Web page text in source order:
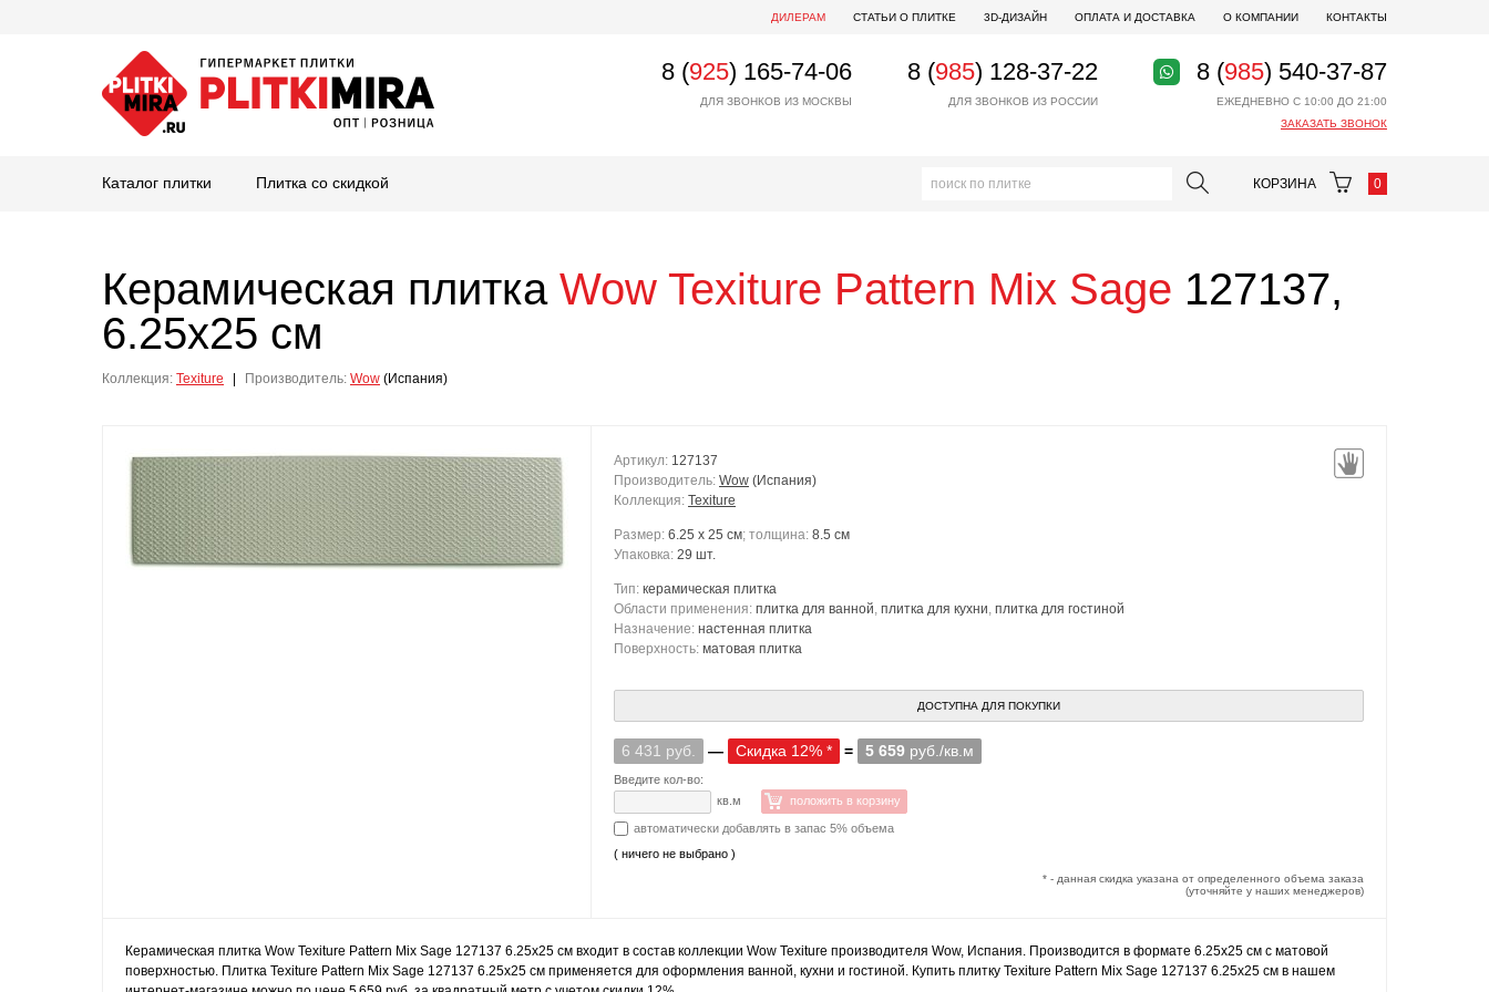
ДИЛЕРАМ СТАТЬИ О ПЛИТКЕ 3D-ДИЗАЙН ОПЛАТА И ДОСТАВКА О КОМПАНИИ КОНТАКТЫ
8 (925) 165-74-06
ДЛЯ ЗВОНКОВ ИЗ МОСКВЫ
8 (985) 128-37-22
ДЛЯ ЗВОНКОВ ИЗ РОССИИ
8 (985) 540-37-87
ЕЖЕДНЕВНО С 10:00 ДО 21:00
ЗАКАЗАТЬ ЗВОНОК
Каталог плитки Плитка со скидкой КОРЗИНА 0
Керамическая плитка Wow Texiture Pattern Mix Sage 127137,
6.25x25 см
Коллекция: Texiture Производитель: Wow (Испания)
Артикул: 127137
Производитель: Wow (Испания)
Коллекция: Texiture
Размер: 6.25 x 25 см; толщина: 8.5 см
Упаковка: 29 шт.
Тип: керамическая плитка
Области применения: плитка для ванной, плитка для кухни, плитка для гостиной
Назначение: настенная плитка
Поверхность: матовая плитка
ДОСТУПНА ДЛЯ ПОКУПКИ
6 431 руб. — Скидка 12% * = 5 659 руб./кв.м
Введите кол-во:
кв.м
положить в корзину
автоматически добавлять в запас 5% объема
( ничего не выбрано )
* - данная скидка указана от определенного объема заказа
(уточняйте у наших менеджеров)
Керамическая плитка Wow Texiture Pattern Mix Sage 127137 6.25x25 см входит в состав коллекции Wow Texiture производителя Wow, Испания. Производится в формате 6.25x25 см с матовой
поверхностью. Плитка Texiture Pattern Mix Sage 127137 6.25x25 см применяется для оформления ванной, кухни и гостиной. Купить плитку Texiture Pattern Mix Sage 127137 6.25x25 см в нашем